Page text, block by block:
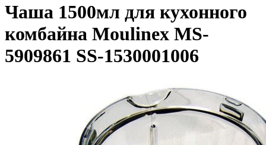
Чаша 1500мл для кухонного
комбайна Moulinex MS-
5909861 SS-1530001006